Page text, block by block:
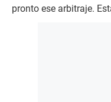
pronto ese arbitraje.